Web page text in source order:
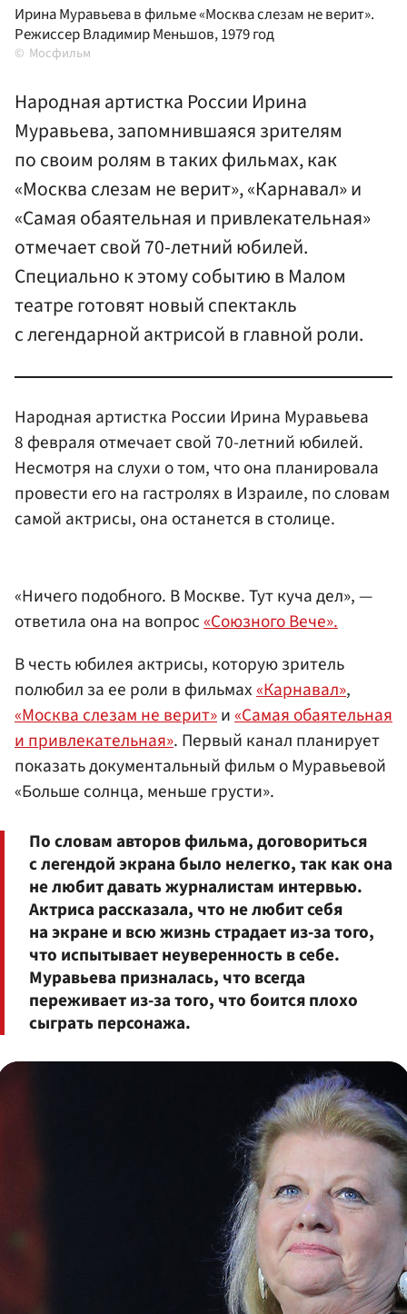
Ирина Муравьева в фильме «Москва слезам не верит».
Режиссер Владимир Меньшов, 1979 год
Мосфильм
Народная артистка России Ирина
Муравьева, запомнившаяся зрителям
по своим ролям в таких фильмах, как
«Москва слезам не верит», «Карнавал» и
«Самая обаятельная и привлекательная»
отмечает свой 70-летний юбилей.
Специально к этому событию в Малом
театре готовят новый спектакль
с легендарной актрисой в главной роли.
Народная артистка России Ирина Муравьева
8 февраля отмечает свой 70-летний юбилей.
Несмотря на слухи о том, что она планировала
провести его на гастролях в Израиле, по словам
самой актрисы, она останется в столице.
«Ничего подобного. В Москве. Тут куча дел», —
ответила она на вопрос«Союзного Вече».
В честь юбилея актрисы, которую зритель
полюбил за ее роли в фильмах«Карнавал»,
«Москва слезам не верит»и«Самая обаятельная
и привлекательная». Первый канал планирует
показать документальный фильм о Муравьевой
«Больше солнца, меньше грусти».
По словам авторов фильма, договориться
с легендой экрана было нелегко, так как она
не любит давать журналистам интервью.
Актриса рассказала, что не любит себя
на экране и всю жизнь страдает из-за того,
что испытывает неуверенность в себе.
Муравьева призналась, что всегда
переживает из-за того, что боится плохо
сыграть персонажа.